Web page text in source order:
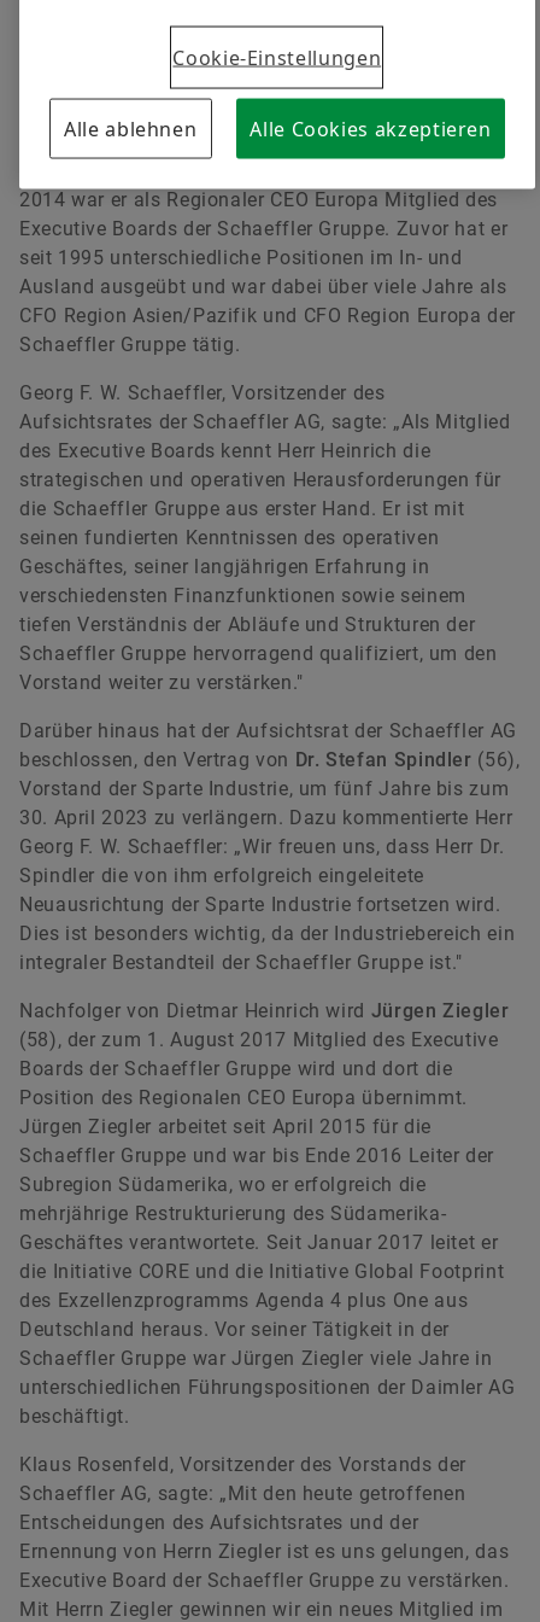
Schaeffler Gruppe beschäftigt und hat langjährige
2014 war er als Regionaler CEO Europa Mitglied des
Executive Boards der Schaeffler Gruppe. Zuvor hat er
seit 1995 unterschiedliche Positionen im In- und
Ausland ausgeübt und war dabei über viele Jahre als
CFO Region Asien/Pazifik und CFO Region Europa der
Schaeffler Gruppe tätig.
Georg F. W. Schaeffler, Vorsitzender des
Aufsichtsrates der Schaeffler AG, sagte: „Als Mitglied
des Executive Boards kennt Herr Heinrich die
strategischen und operativen Herausforderungen für
die Schaeffler Gruppe aus erster Hand. Er ist mit
seinen fundierten Kenntnissen des operativen
Geschäftes, seiner langjährigen Erfahrung in
verschiedensten Finanzfunktionen sowie seinem
tiefen Verständnis der Abläufe und Strukturen der
Schaeffler Gruppe hervorragend qualifiziert, um den
Vorstand weiter zu verstärken."
Darüber hinaus hat der Aufsichtsrat der Schaeffler AG
beschlossen, den Vertrag von Dr. Stefan Spindler (56),
Vorstand der Sparte Industrie, um fünf Jahre bis zum
30. April 2023 zu verlängern. Dazu kommentierte Herr
Georg F. W. Schaeffler: „Wir freuen uns, dass Herr Dr.
Spindler die von ihm erfolgreich eingeleitete
Neuausrichtung der Sparte Industrie fortsetzen wird.
Dies ist besonders wichtig, da der Industriebereich ein
integraler Bestandteil der Schaeffler Gruppe ist."
Nachfolger von Dietmar Heinrich wird Jürgen Ziegler
(58), der zum 1. August 2017 Mitglied des Executive
Boards der Schaeffler Gruppe wird und dort die
Position des Regionalen CEO Europa übernimmt.
Jürgen Ziegler arbeitet seit April 2015 für die
Schaeffler Gruppe und war bis Ende 2016 Leiter der
Subregion Südamerika, wo er erfolgreich die
mehrjährige Restrukturierung des Südamerika-
Geschäftes verantwortete. Seit Januar 2017 leitet er
die Initiative CORE und die Initiative Global Footprint
des Exzellenzprogramms Agenda 4 plus One aus
Deutschland heraus. Vor seiner Tätigkeit in der
Schaeffler Gruppe war Jürgen Ziegler viele Jahre in
unterschiedlichen Führungspositionen der Daimler AG
beschäftigt.
Klaus Rosenfeld, Vorsitzender des Vorstands der
Schaeffler AG, sagte: „Mit den heute getroffenen
Entscheidungen des Aufsichtsrates und der
Ernennung von Herrn Ziegler ist es uns gelungen, das
Executive Board der Schaeffler Gruppe zu verstärken.
Mit Herrn Ziegler gewinnen wir ein neues Mitglied im
Cookie-Einstellungen
Alle ablehnen Alle Cookies akzeptieren